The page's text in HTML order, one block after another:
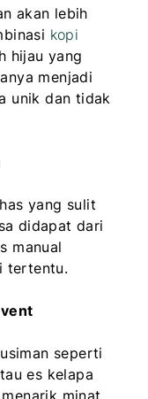
akan lebih
kopi
hijau yang
menjadi
unik dan tidak
yang sulit
didapat dari
manual
tertentu.
seperti
es kelapa
minat